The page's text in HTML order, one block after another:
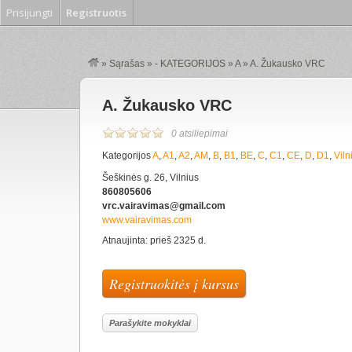
» Sąrašas » - KATEGORIJOS » A » A. Žukausko VRC
A. Žukausko VRC
0 atsiliepimai
KategorijosA,A1,A2,AM , B, B1, BE, C, C1, CE, D, D1,
Šeškinės g. 26, Vilnius
860805606
vrc.vairavimas@gmail.com
www.vairavimas.com
Atnaujinta: prieš 2325 d.
Registruokitės į kursus
Parašykite mokyklai
Prisijungti Registruotis